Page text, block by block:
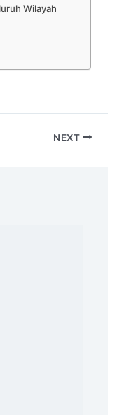
Wilayah
NEXT